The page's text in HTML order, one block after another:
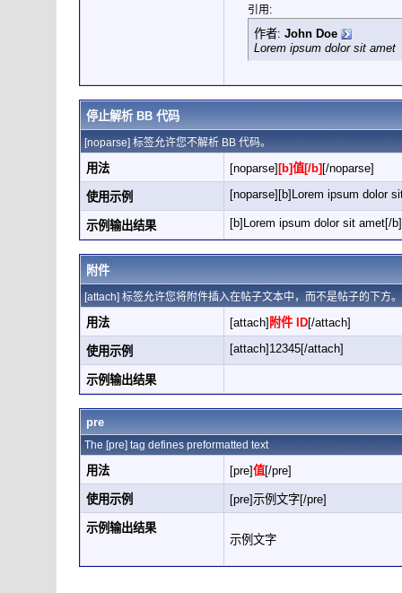
引用:
作者: John Doe
Lorem ipsum dolor sit amet
停止解析 BB 代码
[noparse] 标签允许您不解析 BB 代码。
用法 [noparse] [b]值[/b] [/noparse]
使用示例 [noparse][b]Lorem ipsum dolor
示例输出结果 [b]Lorem ipsum dolor sit amet[/b]
附件
[attach] 标签允许您将附件插入在帖子文本中，而不是帖子的下方
用法 [attach] 附件 ID[/attach]
使用示例 [attach]12345[/attach]
示例输出结果
pre
The [pre] tag defines preformatted text
用法 [pre]值[/pre]
使用示例 [pre]示例文字[/pre]
示例输出结果
示例文字